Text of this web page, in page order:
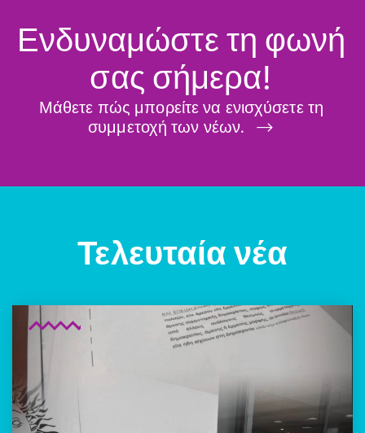
Ενδυναμώστε τη φωνή
σας σήμερα!
Μάθετε πώς μπορείτε να ενισχύσετε τη
συμμετοχή των νέων.
Τελευταία νέα